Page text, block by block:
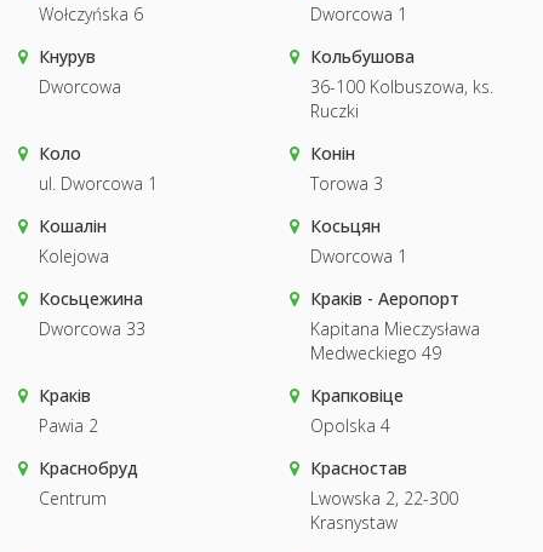
Wołczyńska 6
Dworcowa 1
Кнурув
Dworcowa
Кольбушова
36-100 Kolbuszowa, ks.
Ruczki
Коло
ul. Dworcowa 1
Конін
Torowa 3
Кошалін
Kolejowa
Косьцян
Dworcowa 1
Косьцежина
Dworcowa 33
Краків - Аеропорт
Kapitana Mieczysława
Medweckiego 49
Краків
Pawia 2
Крапковіце
Opolska 4
Краснобруд
Centrum
Красностав
Lwowska 2, 22-300
Krasnystaw